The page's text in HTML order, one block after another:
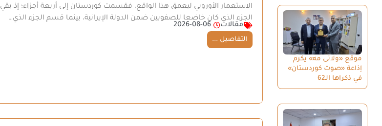
موقع «ولاتى مه» يكرم
إذاعة «صوت كوردستان»
في ذكراها الـ62
الاستعمار الأوروبي ليعمق هذا الواقع، فقسمت كوردستان إلى أربعة أجزاء؛ إذ بقي
الجزء الذي كان خاضعا للصفويين ضمن الدولة الإيرانية، بينما قسم الجزء الذي…
مقالات
2026-08-06
التفاصيل ...